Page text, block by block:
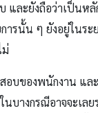
และยังถือว่าเป็นห
ารนั้น ๆ ยังอยู่ในระ
สอบของพนักงาน แ
นบางกรณีอาจจะเล